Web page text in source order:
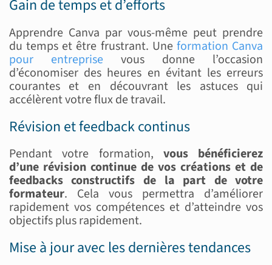
Gain de temps et d’efforts
Apprendre Canva par vous-même peut prendre
du temps et être frustrant. Une formation Canva
pour entreprisevous donne l’occasion
d’économiser des heures en évitant les erreurs
courantes et en découvrant les astuces qui
accélèrent votre flux de travail.
Révision et feedback continus
Pendant votre formation, vous bénéficierez
d’une révision continue de vos créations et de
feedbacks constructifs de la part de votre
formateur. Cela vous permettra d’améliorer
rapidement vos compétences et d’atteindre vos
objectifs plus rapidement.
Mise à jour avec les dernières tendances